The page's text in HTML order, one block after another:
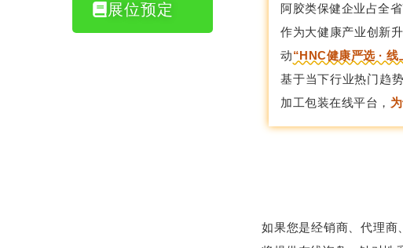
展位预定
阿胶类保健企业占全
作为大健康产业创新
动“HNC健康严选 · 线
基于当下行业热门趋
加工包装在线平台，
如果您是经销商、代理